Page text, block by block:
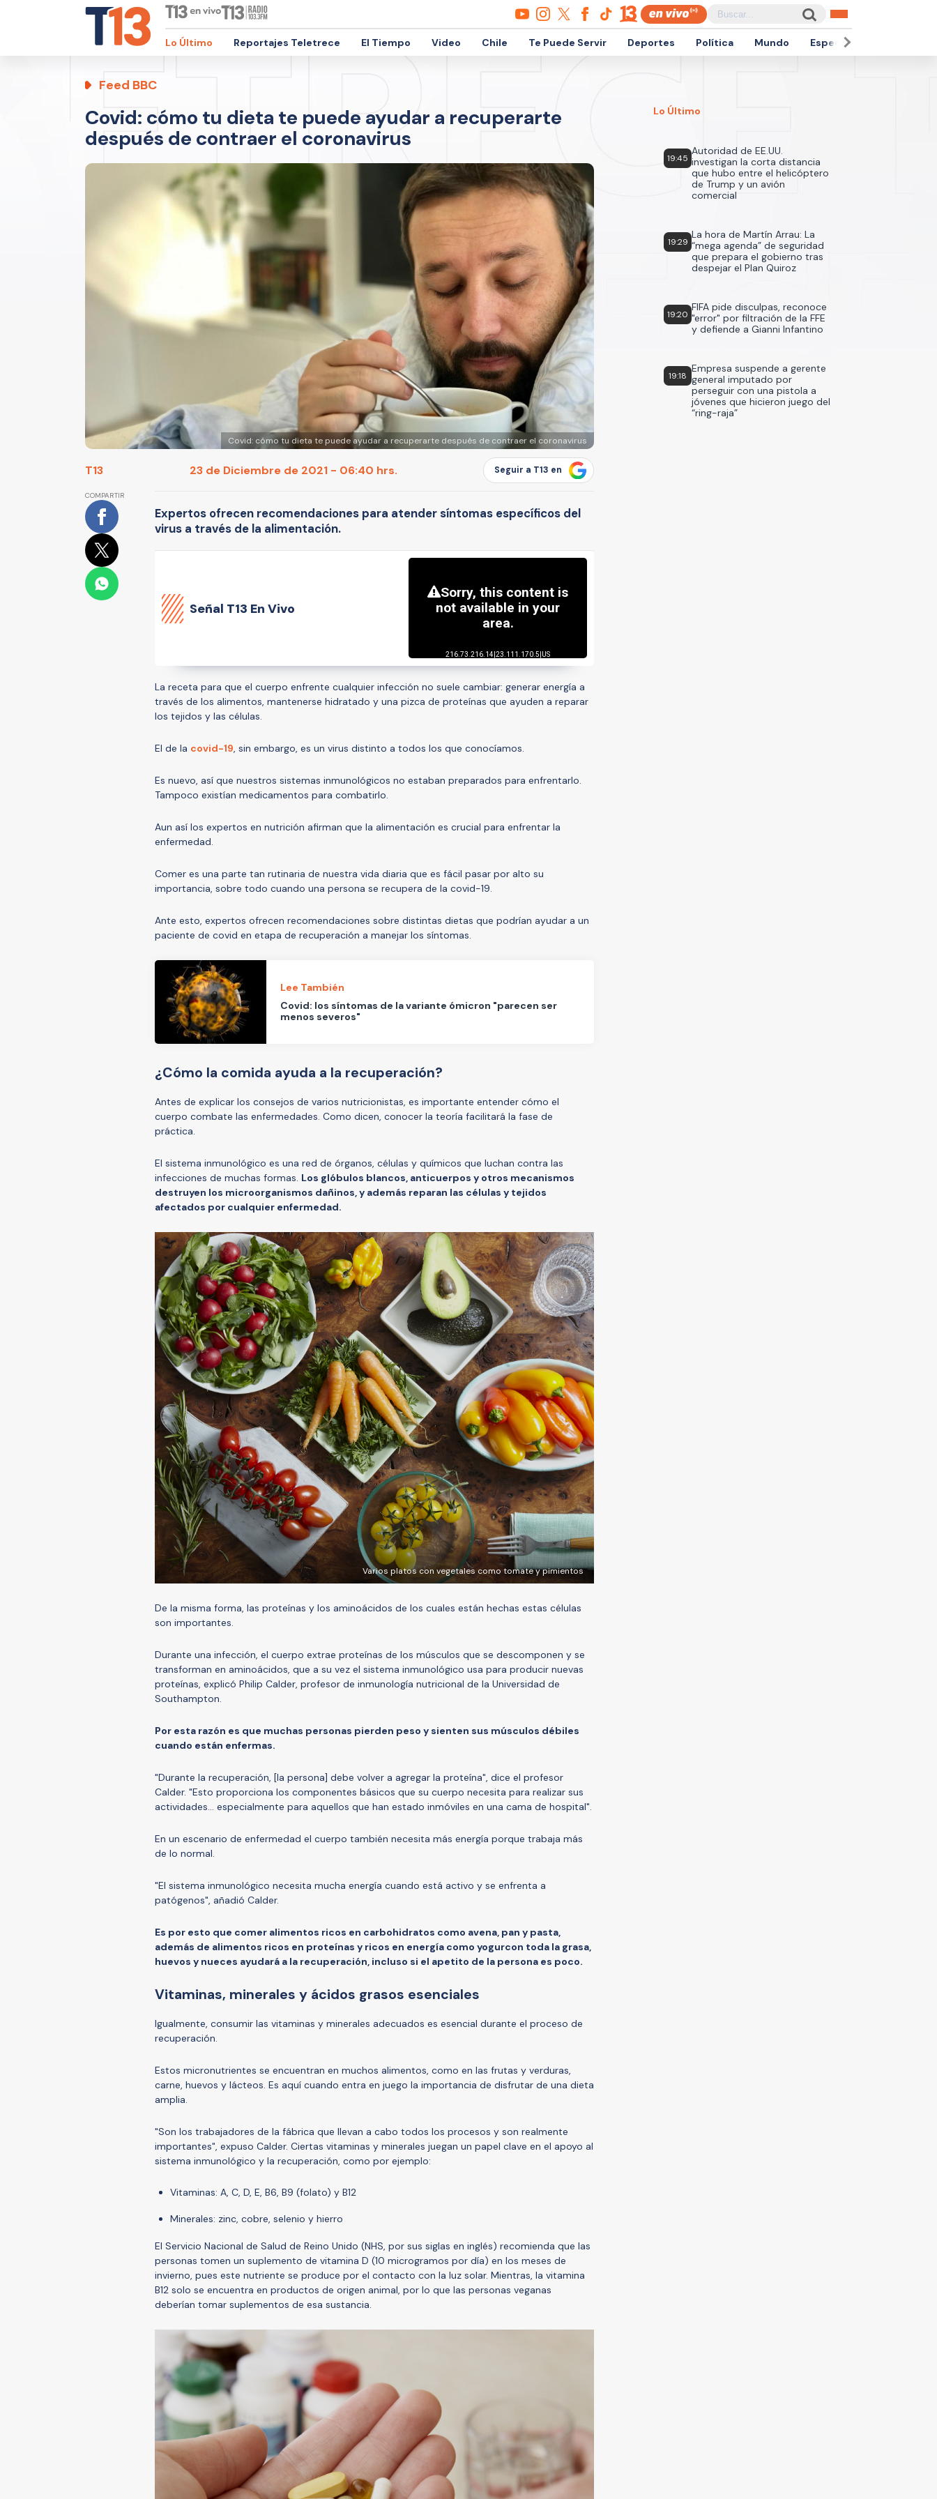
Lo Último Reportajes Teletrece El Tiempo Video Chile Te Puede Servir Deportes Política Mundo Espectáculos
Feed BBC
Covid: cómo tu dieta te puede ayudar a recuperarte
después de contraer el coronavirus
Covid: cómo tu dieta te puede ayudar a recuperarte después de contraer el coronavirus
T13 23 de Diciembre de 2021 - 06:40 hrs. Seguir a T13 en
COMPARTIR
Expertos ofrecen recomendaciones para atender síntomas específicos del
virus a través de la alimentación.
Señal T13 En Vivo
La receta para que el cuerpo enfrente cualquier infección no suele cambiar: generar energía a
través de los alimentos, mantenerse hidratado y una pizca de proteínas que ayuden a reparar
los tejidos y las células.
El de la covid-19, sin embargo, es un virus distinto a todos los que conocíamos.
Es nuevo, así que nuestros sistemas inmunológicos no estaban preparados para enfrentarlo.
Tampoco existían medicamentos para combatirlo.
Aun así los expertos en nutrición afirman que la alimentación es crucial para enfrentar la
enfermedad.
Comer es una parte tan rutinaria de nuestra vida diaria que es fácil pasar por alto su
importancia, sobre todo cuando una persona se recupera de la covid-19.
Ante esto, expertos ofrecen recomendaciones sobre distintas dietas que podrían ayudar a un
paciente de covid en etapa de recuperación a manejar los síntomas.
Lee También
Covid: los síntomas de la variante ómicron "parecen ser
menos severos"
¿Cómo la comida ayuda a la recuperación?
Antes de explicar los consejos de varios nutricionistas, es importante entender cómo el
cuerpo combate las enfermedades. Como dicen, conocer la teoría facilitará la fase de
práctica.
El sistema inmunológico es una red de órganos, células y químicos que luchan contra las
infecciones de muchas formas. Los glóbulos blancos, anticuerpos y otros mecanismos
destruyen los microorganismos dañinos, y además reparan las células y tejidos
afectados por cualquier enfermedad.
Varios platos con vegetales como tomate y pimientos
De la misma forma, las proteínas y los aminoácidos de los cuales están hechas estas células
son importantes.
Durante una infección, el cuerpo extrae proteínas de los músculos que se descomponen y se
transforman en aminoácidos, que a su vez el sistema inmunológico usa para producir nuevas
proteínas, explicó Philip Calder, profesor de inmunología nutricional de la Universidad de
Southampton.
Por esta razón es que muchas personas pierden peso y sienten sus músculos débiles
cuando están enfermas.
"Durante la recuperación, [la persona] debe volver a agregar la proteína", dice el profesor
Calder. "Esto proporciona los componentes básicos que su cuerpo necesita para realizar sus
actividades... especialmente para aquellos que han estado inmóviles en una cama de hospital".
En un escenario de enfermedad el cuerpo también necesita más energía porque trabaja más
de lo normal.
"El sistema inmunológico necesita mucha energía cuando está activo y se enfrenta a
patógenos", añadió Calder.
Es por esto que comer alimentos ricos en carbohidratos como avena, pan y pasta,
además de alimentos ricos en proteínas y ricos en energía como yogurcon toda la grasa,
huevos y nueces ayudará a la recuperación, incluso si el apetito de la persona es poco.
Vitaminas, minerales y ácidos grasos esenciales
Igualmente, consumir las vitaminas y minerales adecuados es esencial durante el proceso de
recuperación.
Estos micronutrientes se encuentran en muchos alimentos, como en las frutas y verduras,
carne, huevos y lácteos. Es aquí cuando entra en juego la importancia de disfrutar de una dieta
amplia.
"Son los trabajadores de la fábrica que llevan a cabo todos los procesos y son realmente
importantes", expuso Calder. Ciertas vitaminas y minerales juegan un papel clave en el apoyo al
sistema inmunológico y la recuperación, como por ejemplo:
Vitaminas: A, C, D, E, B6, B9 (folato) y B12
Minerales: zinc, cobre, selenio y hierro
El Servicio Nacional de Salud de Reino Unido (NHS, por sus siglas en inglés) recomienda que las
personas tomen un suplemento de vitamina D (10 microgramos por día) en los meses de
invierno, pues este nutriente se produce por el contacto con la luz solar. Mientras, la vitamina
B12 solo se encuentra en productos de origen animal, por lo que las personas veganas
deberían tomar suplementos de esa sustancia.
Lo Último
19:45
Autoridad de EE.UU.
investigan la corta distancia
que hubo entre el helicóptero
de Trump y un avión
comercial
19:29
La hora de Martín Arrau: La
“mega agenda” de seguridad
que prepara el gobierno tras
despejar el Plan Quiroz
19:20
FIFA pide disculpas, reconoce
"error" por filtración de la FFE
y defiende a Gianni Infantino
19:18
Empresa suspende a gerente
general imputado por
perseguir con una pistola a
jóvenes que hicieron juego del
“ring-raja”